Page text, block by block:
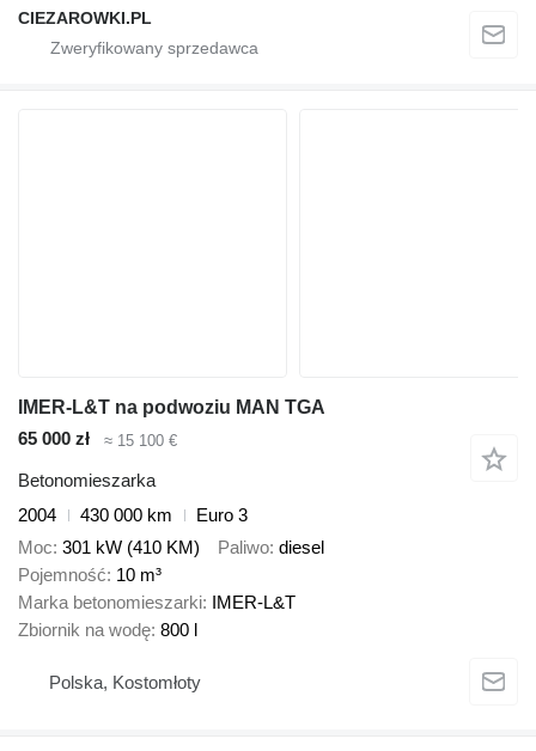
CIEZAROWKI.PL
IMER-L&T na podwoziu MAN TGA
65 000 zł
≈ 15 100 €
Betonomieszarka
2004
430 000 km
Euro 3
Moc 301 kW (410 KM) Paliwo diesel
Pojemność 10 m³
Marka betonomieszarki IMER-L&T
Zbiornik na wodę 800 l
Polska, Kostomłoty